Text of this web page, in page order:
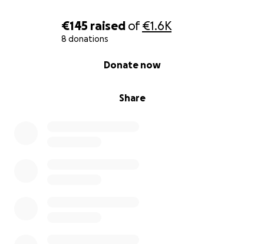
€145 raised of€1.6K
8 donations
Share
Donate now